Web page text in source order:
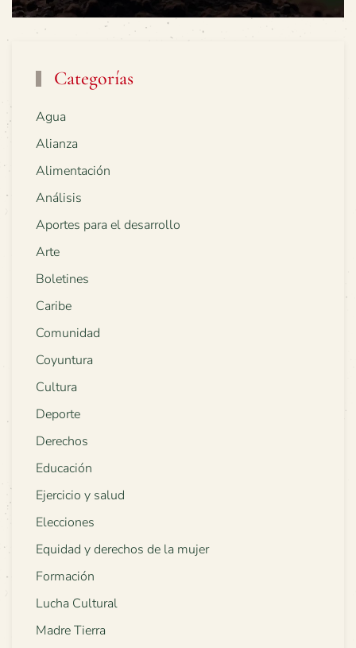
Categorías
Agua
Alianza
Alimentación
Análisis
Aportes para el desarrollo
Arte
Boletines
Caribe
Comunidad
Coyuntura
Cultura
Deporte
Derechos
Educación
Ejercicio y salud
Elecciones
Equidad y derechos de la mujer
Formación
Lucha Cultural
Madre Tierra